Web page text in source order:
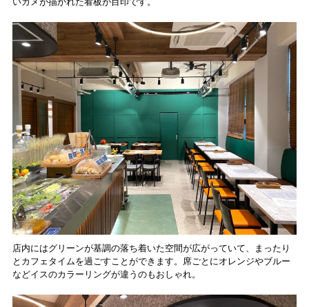
店内にはグリーンが基調の落ち着いた空間が広がっていて、まったり
とカフェタイムを過ごすことができます。席ごとにオレンジやブルー
などイスのカラーリングが違うのもおしゃれ。